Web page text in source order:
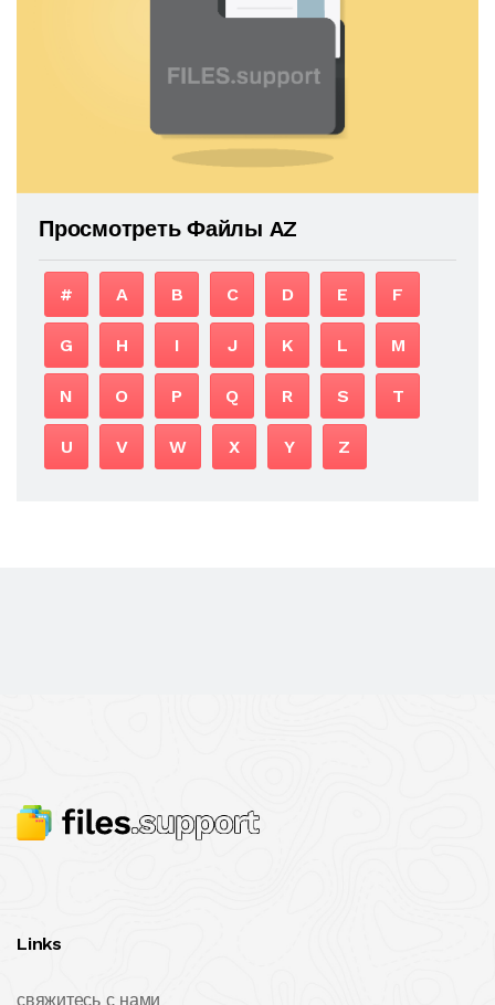
Просмотреть Файлы AZ
# A B C D E F
G H I J K L M
N O P Q R S T
U V W X Y Z
Links
свяжитесь с нами